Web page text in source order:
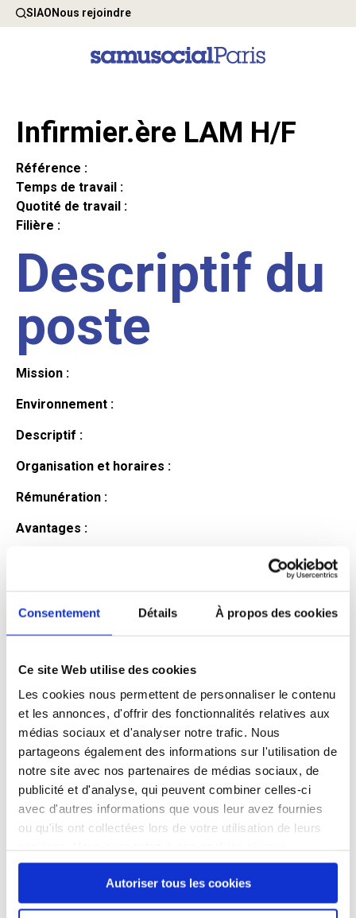
Consentement Détails À propos des cookies
Ce site Web utilise des cookies
Les cookies nous permettent de personnaliser le contenu
et les annonces, d'offrir des fonctionnalités relatives aux
médias sociaux et d'analyser notre trafic. Nous
partageons également des informations sur l'utilisation de
notre site avec nos partenaires de médias sociaux, de
publicité et d'analyse, qui peuvent combiner celles-ci
avec d'autres informations que vous leur avez fournies
ou qu'ils ont collectées lors de votre utilisation de leurs
continuez à utiliser notre site Web.
Autoriser tous les cookies
SIAONous rejoindre
Infirmier.ère LAM H/F
Référence :
Temps de travail :
Quotité de travail :
Filière :
Descriptif du
poste
Mission :
Environnement :
Descriptif :
Organisation et horaires :
Rémunération :
Avantages :
candidat
Qualifications et diplômes :
Profil recherché :
Expérience :
Processus
de
recrutement